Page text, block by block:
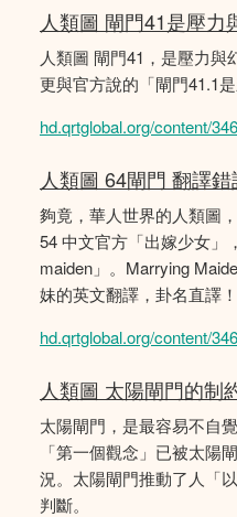
人類圖 閘門41是壓力
人類圖 閘門41，是壓力與
更與官方說的「閘門41.1是
hd.qrtglobal.org/content/
人類圖 64閘門 翻譯錯
夠竟，華人世界的人類圖
54 中文官方「出嫁少女」
maiden」。Marrying
妹的英文翻譯，卦名直譯！
hd.qrtglobal.org/content/
人類圖 太陽閘門的制
太陽閘門，是最容易不自
「第一個觀念」已被太陽
況。太陽閘門推動了人「
判斷。